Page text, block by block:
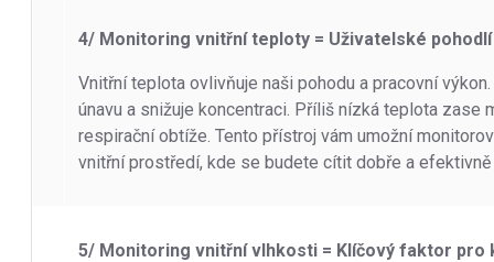
4/ Monitoring vnitřní teploty = Uživatelské
Vnitřní teplota ovlivňuje naši pohodu a pracovní
únavu a snižuje koncentraci. Příliš nízká teplota zase
respirační obtíže. Tento přístroj vám umožní
vnitřní prostředí, kde se budete cítit dobře a efektivně
5/ Monitoring vnitřní vlhkosti = Klíčový faktor